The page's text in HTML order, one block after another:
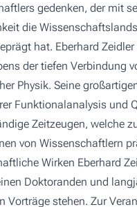
gedenken, der mit
die
hat. Eberhard
der tiefen Verbindung
Physik. Seine
Funktionalanalysis und
Zeitzeugen, welche
von Wissenschaftlern
Wirken Eberhard
Doktoranden und
Vorträge stehen. Zur